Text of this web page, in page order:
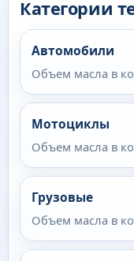
Категории
Автомобили
Объем масла в
Мотоциклы
Объем масла в
Грузовые
Объем масла в